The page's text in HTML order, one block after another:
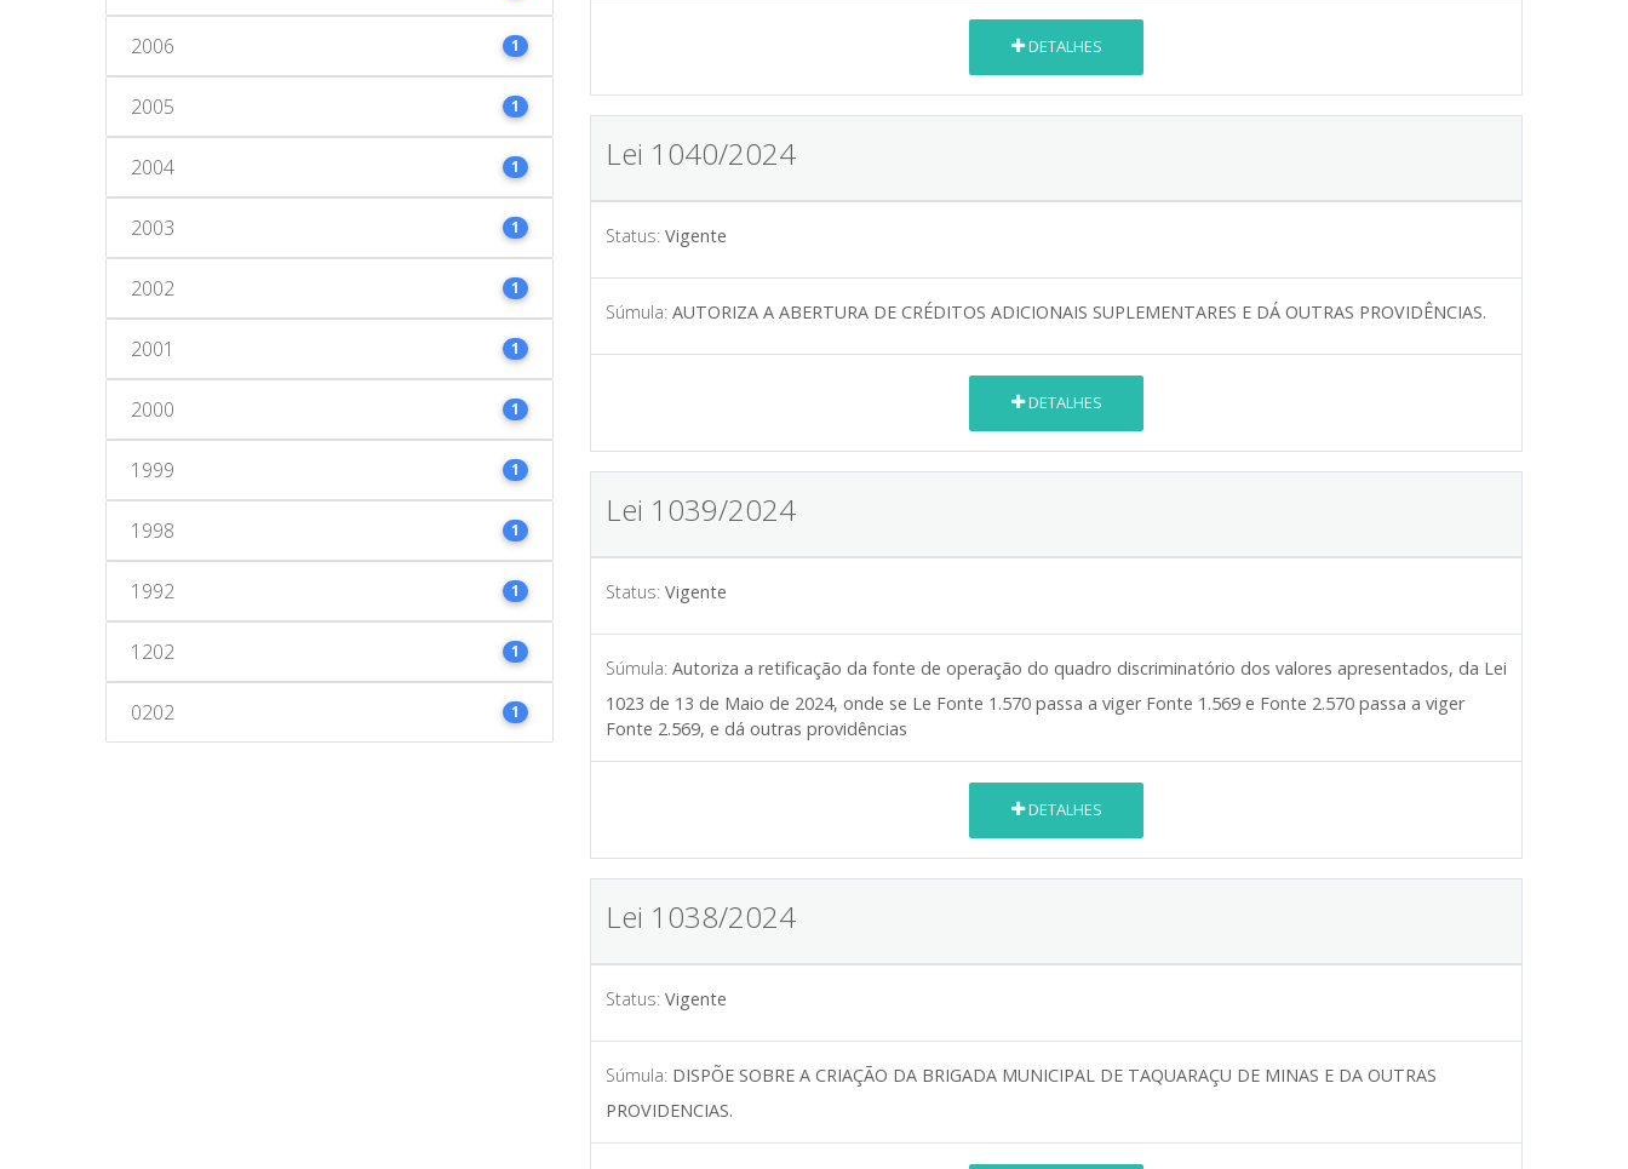
2006 1
2005 1
2004 1
2003 1
2002 1
2001 1
2000 1
1999 1
1998 1
1992 1
1202 1
0202 1
DETALHES
Lei 1040/2024
Status: Vigente
Súmula: AUTORIZA A ABERTURA DE CRÉDITOS ADICIONAIS SUPLEMENTARES E DÁ OUTRAS PROVIDÊNCIAS.
DETALHES
Lei 1039/2024
Status: Vigente
Súmula: Autoriza a retificação da fonte de operação do quadro discriminatório dos valores apresentados, da Lei
1023 de 13 de Maio de 2024, onde se Le Fonte 1.570 passa a viger Fonte 1.569 e Fonte 2.570 passa a viger
Fonte 2.569, e dá outras providências
DETALHES
Lei 1038/2024
Status: Vigente
Súmula: DISPÕE SOBRE A CRIAÇÃO DA BRIGADA MUNICIPAL DE TAQUARAÇU DE MINAS E DA OUTRAS
PROVIDENCIAS.